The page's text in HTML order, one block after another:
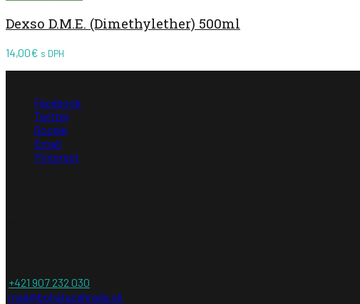
Dexso D.M.E. (Dimethylether) 500ml
14,00€ s DPH
Facebook
Twitter
Google
Email
Pinterest
+421 907 232 030
mail@bohatazahrada.sk